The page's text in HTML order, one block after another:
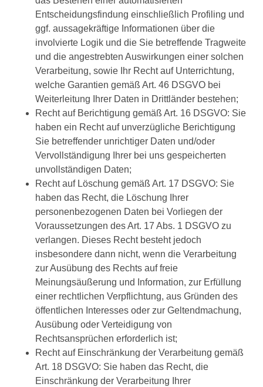
Entscheidungsfindung einschließlich Profiling und
ggf. aussagekräftige Informationen über die
involvierte Logik und die Sie betreffende Tragweite
und die angestrebten Auswirkungen einer solchen
Verarbeitung, sowie Ihr Recht auf Unterrichtung,
welche Garantien gemäß Art. 46 DSGVO bei
Weiterleitung Ihrer Daten in Drittländer bestehen;
Recht auf Berichtigung gemäß Art. 16 DSGVO: Sie
haben ein Recht auf unverzügliche Berichtigung
Sie betreffender unrichtiger Daten und/oder
Vervollständigung Ihrer bei uns gespeicherten
unvollständigen Daten;
Recht auf Löschung gemäß Art. 17 DSGVO: Sie
haben das Recht, die Löschung Ihrer
personenbezogenen Daten bei Vorliegen der
Voraussetzungen des Art. 17 Abs. 1 DSGVO zu
verlangen. Dieses Recht besteht jedoch
insbesondere dann nicht, wenn die Verarbeitung
zur Ausübung des Rechts auf freie
Meinungsäußerung und Information, zur Erfüllung
einer rechtlichen Verpflichtung, aus Gründen des
öffentlichen Interesses oder zur Geltendmachung,
Ausübung oder Verteidigung von
Rechtsansprüchen erforderlich ist;
Recht auf Einschränkung der Verarbeitung gemäß
Art. 18 DSGVO: Sie haben das Recht, die
Einschränkung der Verarbeitung Ihrer